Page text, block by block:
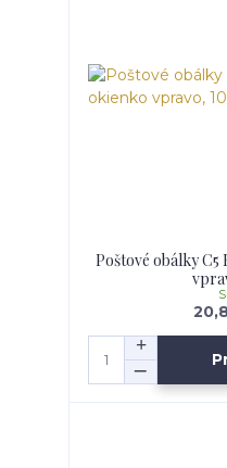
Poštové obálky C5